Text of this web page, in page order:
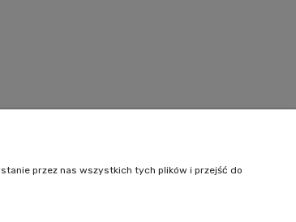
przez nas wszystkich tych plików i przejść do